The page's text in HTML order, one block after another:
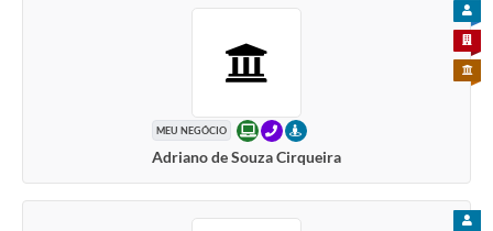
MEU NEGÓCIO ONLINETELEFONEPRESENCIAL
Adriano de Souza Cirqueira
PARA
PARA